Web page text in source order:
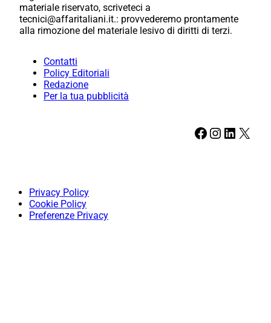
materiale riservato, scriveteci a
tecnici@affaritaliani.it.: provvederemo prontamente
alla rimozione del materiale lesivo di diritti di terzi.
Contatti
Policy Editoriali
Redazione
Per la tua pubblicità
Facebook Instagram LinkedIn X
Privacy Policy
Cookie Policy
Preferenze Privacy